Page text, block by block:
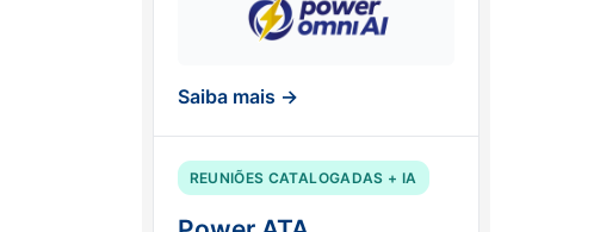
Saiba mais →
REUNIÕES CATALOGADAS + IA